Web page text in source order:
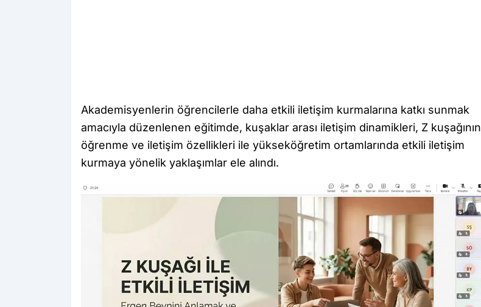
Akademisyenlerin öğrencilerle daha etkili iletişim kurmalarına katkı sunmak
amacıyla düzenlenen eğitimde, kuşaklar arası iletişim dinamikleri, Z kuşağının
öğrenme ve iletişim özellikleri ile yükseköğretim ortamlarında etkili iletişim
kurmaya yönelik yaklaşımlar ele alındı.